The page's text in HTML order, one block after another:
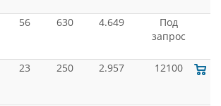
56 630 4.649
Под
запрос
23 250 2.957 12100